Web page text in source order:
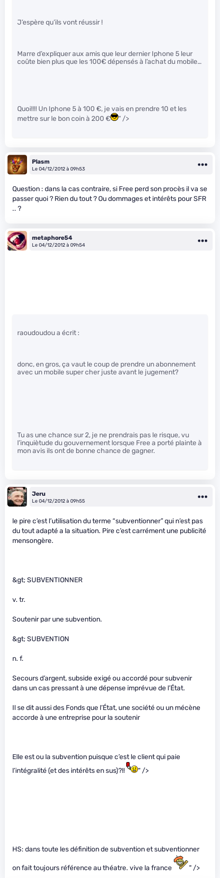
J’espère qu’ils vont réussir !
Marre d’expliquer aux amis que leur dernier Iphone 5 leur
coûte bien plus que les 100€ dépensés à l’achat du mobile…
Quoi!!!! Un Iphone 5 à 100 €, je vais en prendre 10 et les
mettre sur le bon coin à 200 €
" />
Plasm
Le 04/12/2012 à 09h53
Question : dans la cas contraire, si Free perd son procès il va se
passer quoi ? Rien du tout ? Ou dommages et intérêts pour SFR
.. ?
metaphore54
Le 04/12/2012 à 09h54
raoudoudou a écrit :
donc, en gros, ça vaut le coup de prendre un abonnement
avec un mobile super cher juste avant le jugement?
Tu as une chance sur 2, je ne prendrais pas le risque, vu
l’inquiètude du gouvernement lorsque Free a porté plainte à
mon avis ils ont de bonne chance de gagner.
Jeru
Le 04/12/2012 à 09h55
le pire c’est l’utilisation du terme “subventionner” qui n’est pas
du tout adapté a la situation. Pire c’est carrément une publicité
mensongère.
&gt; SUBVENTIONNER
v. tr.
Soutenir par une subvention.
&gt; SUBVENTION
n. f.
Secours d’argent, subside exigé ou accordé pour subvenir
dans un cas pressant à une dépense imprévue de l’État.
Il se dit aussi des Fonds que l’État, une société ou un mécène
accorde à une entreprise pour la soutenir
Elle est ou la subvention puisque c’est le client qui paie
l’intégralité (et des intérêts en sus)?!!
" />
HS: dans toute les définition de subvention et subventionner
on fait toujours référence au théatre. vive la france " />